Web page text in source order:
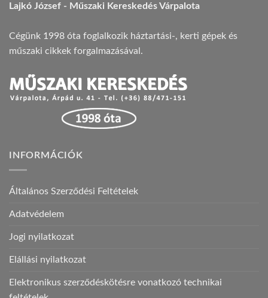
Lajkó József - Műszaki Kereskedés Várpalota
Cégünk 1998 óta foglalkozik háztartási-, kerti gépek és
műszaki cikkek forgalmazásával.
INFORMÁCIÓK
Általános Szerződési Feltételek
Adatvédelem
Jogi nyilatkozat
Elállási nyilatkozat
Elektronikus szerződéskötésre vonatkozó technikai